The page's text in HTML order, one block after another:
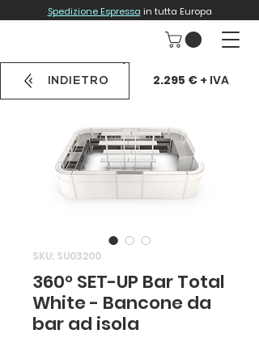
Spedizione Espressa in tutta Europa
SKU: SU03200
360° SET-UP Bar Total
White - Bancone da
bar ad isola
INDIETRO 2.295 €+ IVA